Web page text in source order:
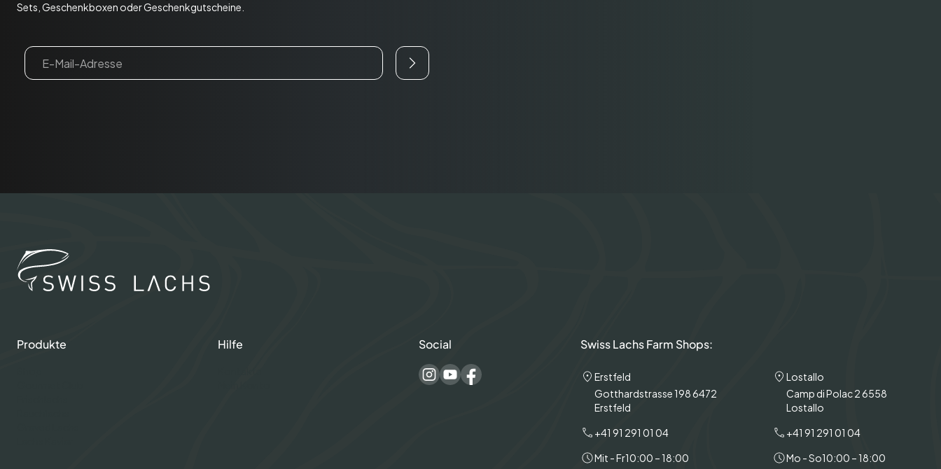
Sets, Geschenkboxen oder Geschenkgutscheine.
Email
Produkte Hilfe Social Swiss Lachs Farm Shops:
Erstfeld
Gotthardstrasse 198 6472
Erstfeld
+41 91 291 01 04
Mit - Fr10:00 – 18:00
Lostallo
Camp di Polac 2 6558
Lostallo
+41 91 291 01 04
Mo - So10:00 – 18:00